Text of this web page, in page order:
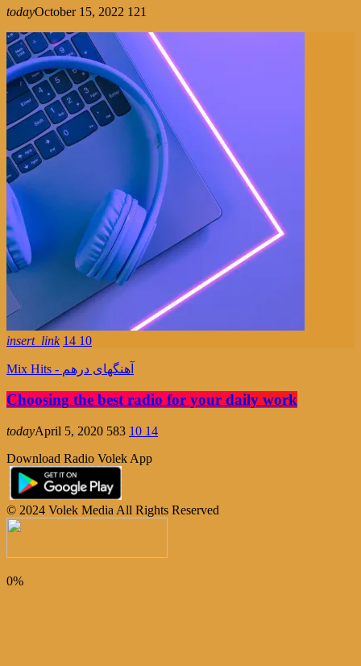
todayOctober 15, 2022 121
insert_link 14 10
Mix Hits - آهنگهای درهم
Choosing the best radio for your daily work
todayApril 5, 2020 583 10 14
Download Radio Volek App
© 2024 Volek Media All Rights Reserved
0%